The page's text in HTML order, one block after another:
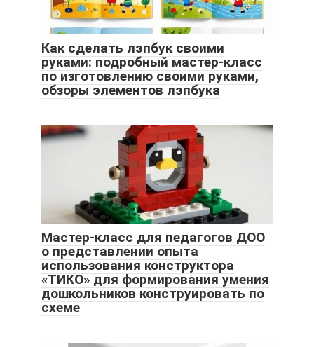
Как сделать лэпбук своими
руками: подробный мастер-класс
по изготовлению своими руками,
обзоры элементов лэпбука
Мастер-класс для педагогов ДОО
о представлении опыта
использования конструктора
«ТИКО» для формирования умения
дошкольников конструировать по
схеме